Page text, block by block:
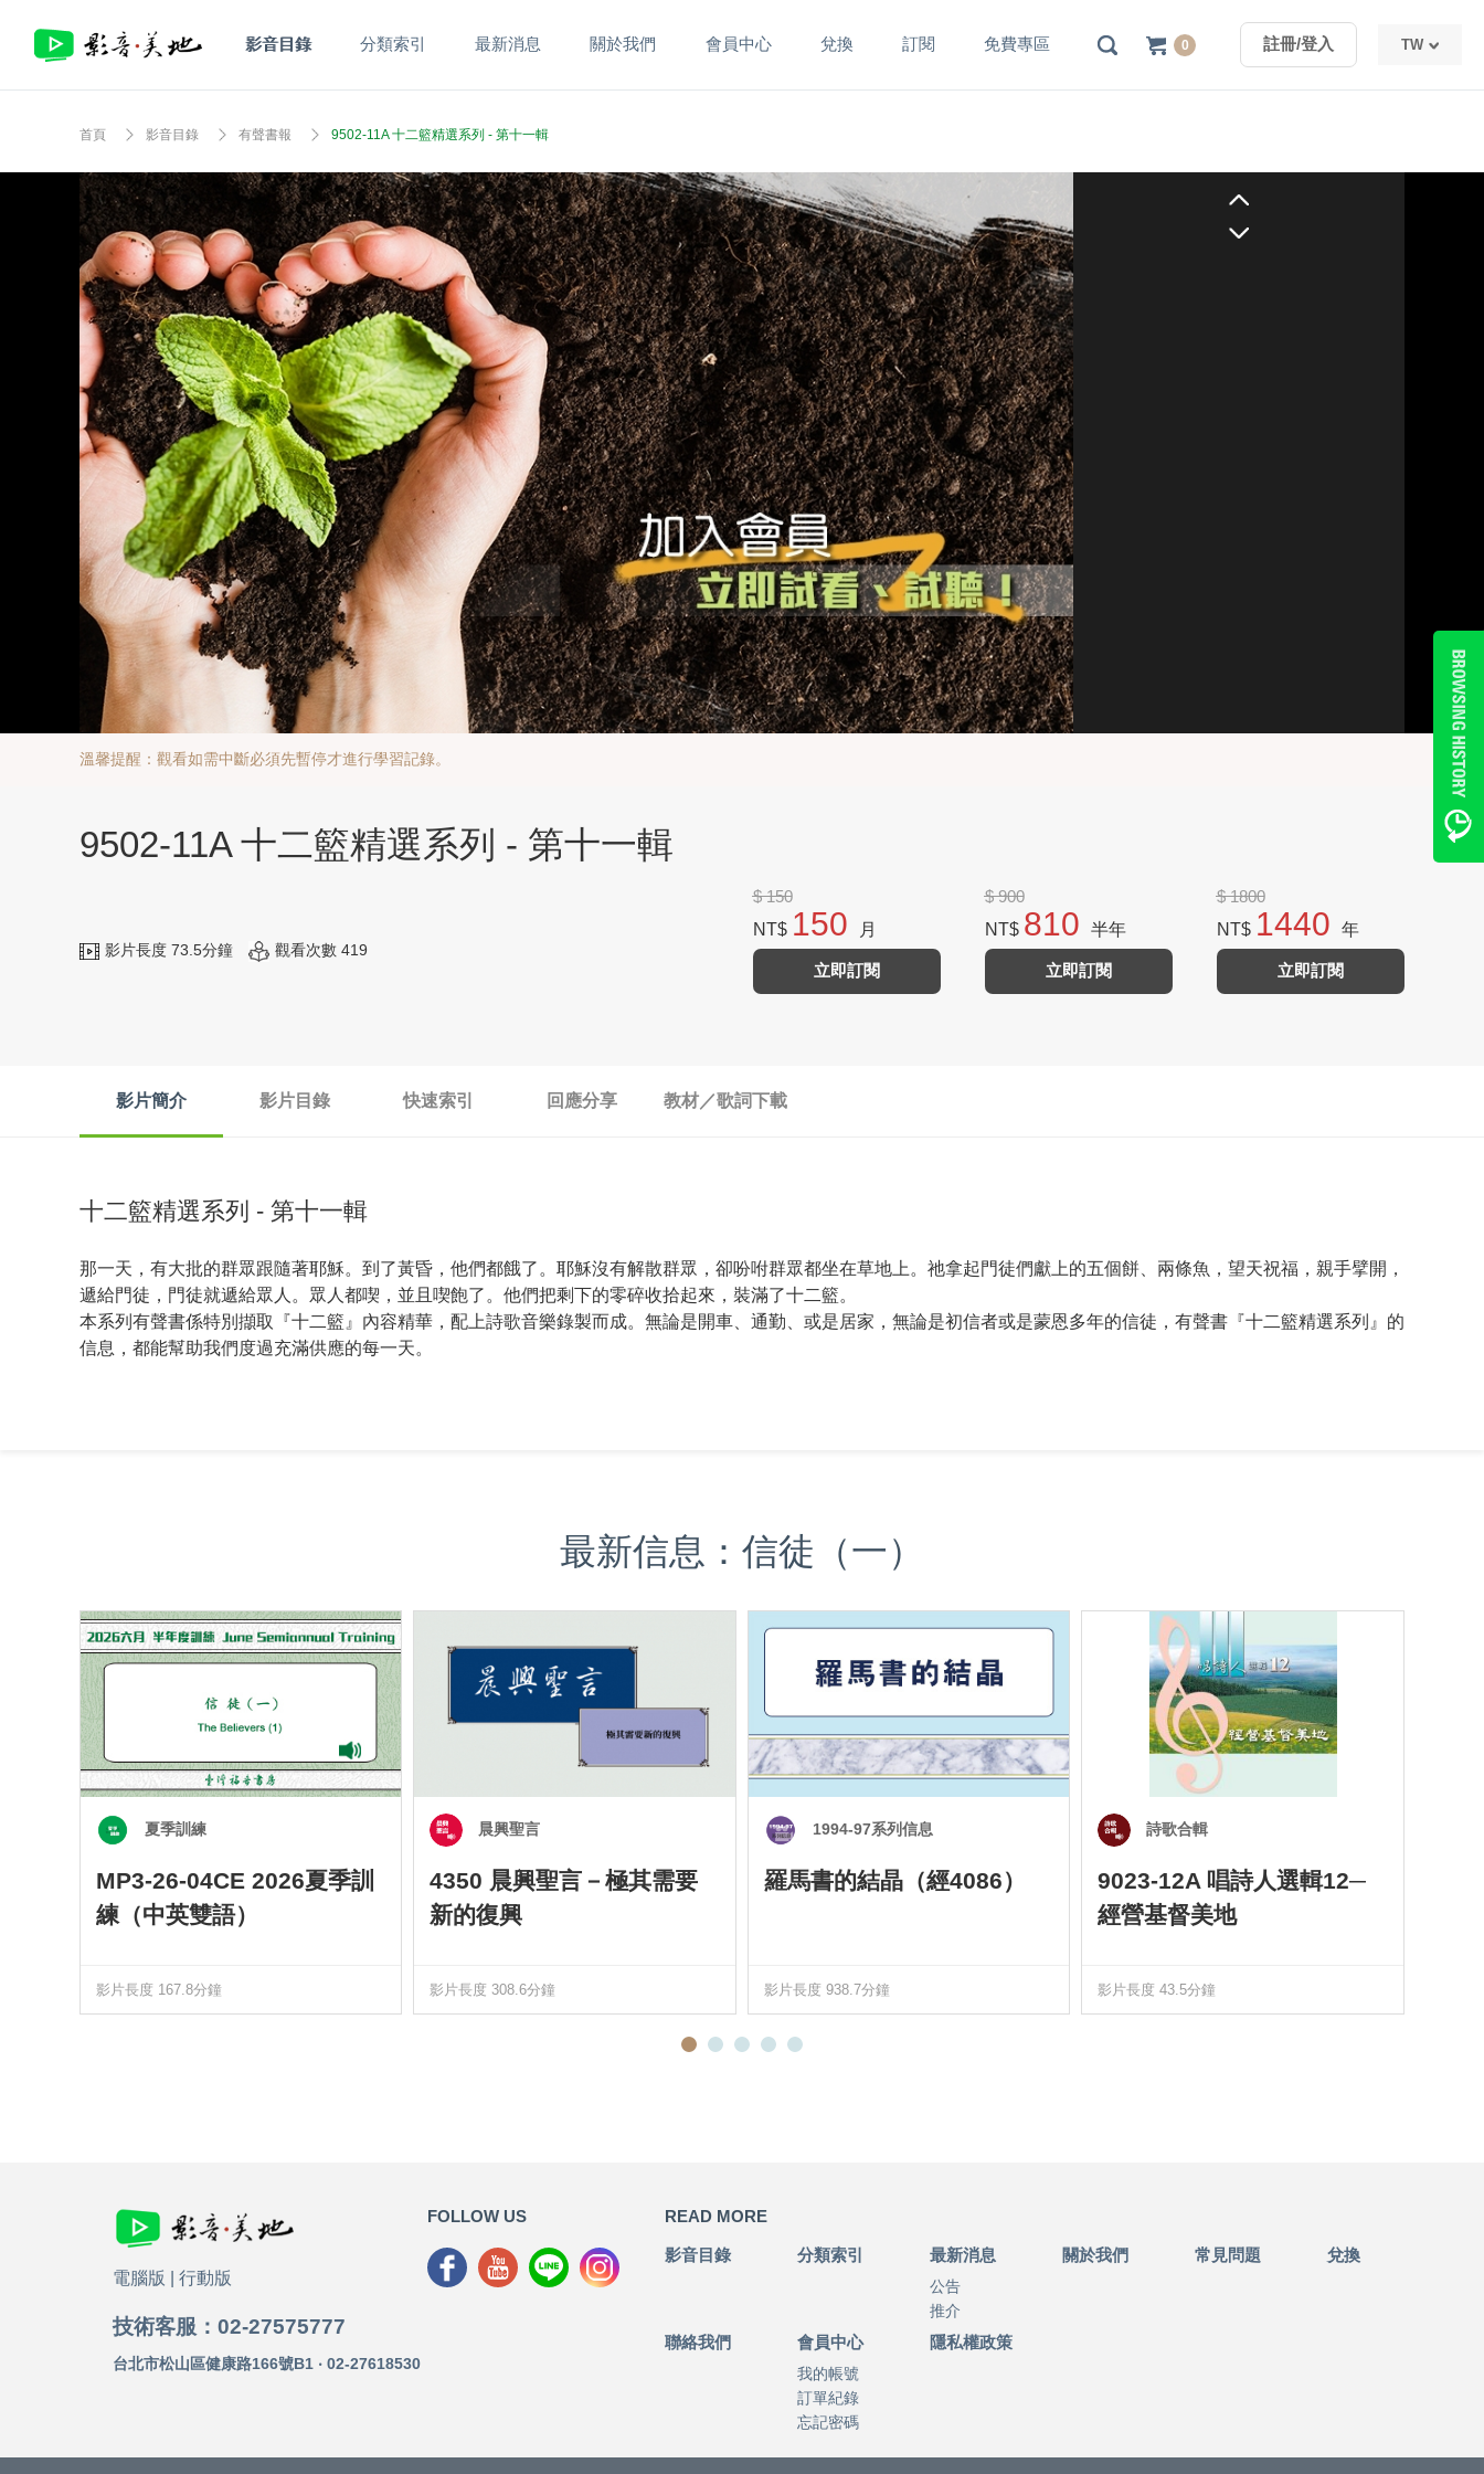
TW
TW
影音目錄 分類索引 最新消息 關於我們 會員中心 兌換 訂閱 免費專區 0 註冊/登入
首頁 影音目錄 有聲書報 9502-11A 十二籃精選系列 - 第十一輯
溫馨提醒：觀看如需中斷必須先暫停才進行學習記錄。
9502-11A 十二籃精選系列 - 第十一輯
影片長度 73.5分鐘 觀看次數 419
$ 150
NT$ 150 月
立即訂閱
$ 900
NT$ 810 半年
立即訂閱
$ 1800
NT$ 1440 年
立即訂閱
影片簡介 影片目錄 快速索引 回應分享 教材／歌詞下載
十二籃精選系列 - 第十一輯
那一天，有大批的群眾跟隨著耶穌。到了黃昏，他們都餓了。耶穌沒有解散群眾，卻吩咐群眾都坐在草地上。祂拿起門徒們獻上的五個餅、兩條魚，望天祝福，親手擘開，
遞給門徒，門徒就遞給眾人。眾人都喫，並且喫飽了。他們把剩下的零碎收拾起來，裝滿了十二籃。
本系列有聲書係特別擷取『十二籃』內容精華，配上詩歌音樂錄製而成。無論是開車、通勤、或是居家，無論是初信者或是蒙恩多年的信徒，有聲書『十二籃精選系列』的
信息，都能幫助我們度過充滿供應的每一天。
最新信息：信徒（一）
夏季訓練
MP3-26-04CE 2026夏季訓
練（中英雙語）
影片長度 167.8分鐘
晨興聖言
4350 晨興聖言－極其需要
新的復興
影片長度 308.6分鐘
1994-97系列信息
羅馬書的結晶（經4086）
影片長度 938.7分鐘
詩歌合輯
9023-12A 唱詩人選輯12─
經營基督美地
影片長度 43.5分鐘
FOLLOW US READ MORE
影音目錄 分類索引 最新消息
公告
推介
關於我們 常見問題 兌換
聯絡我們 會員中心
我的帳號
訂單紀錄
忘記密碼
隱私權政策
電腦版 行動版
技術客服：02-27575777
台北市松山區健康路166號B1 ‧ 02-27618530